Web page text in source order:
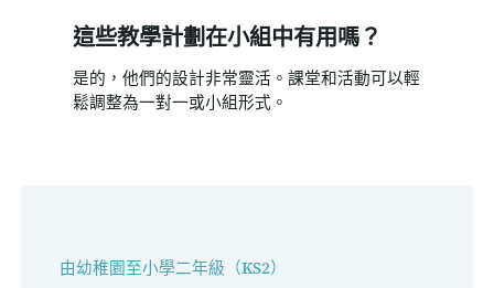
這些教學計劃在小組中有用嗎？
是的，他們的設計非常靈活。課堂和活動可以輕
鬆調整為一對一或小組形式。
由幼稚園至小學二年級（KS2）